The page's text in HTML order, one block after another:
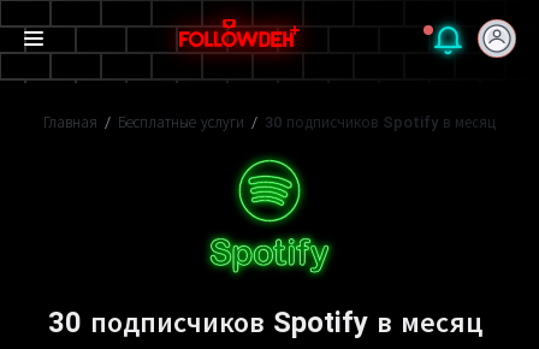
Главная / Бесплатные услуги / 30 подписчиков Spotify в месяц
30 подписчиков Spotify в месяц